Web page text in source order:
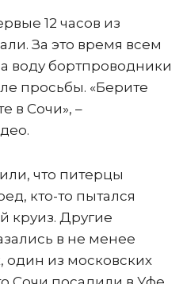
12 часов из
За это время всем
воду бортпроводники
просьбы. «Берите
в Сочи», –
что питерцы
кто-то пытался
круиз. Другие
в не менее
один из московских